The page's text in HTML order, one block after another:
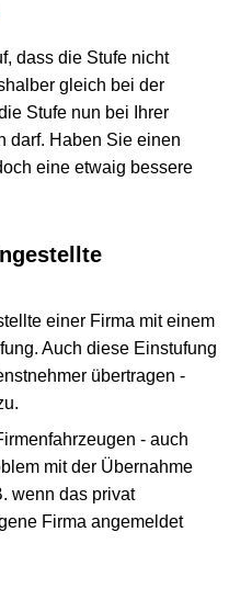
dass die Stufe nicht
gleich bei der
Stufe nun bei Ihrer
darf. Haben Sie einen
eine etwaig bessere
einer Firma mit einem
Auch diese Einstufung
übertragen -
- auch
mit der Übernahme
wenn das privat
Firma angemeldet